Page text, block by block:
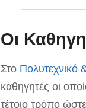
Οι
Στο Πολυτεχνικό
καθηγητές οι
τέτοιο τρόπο